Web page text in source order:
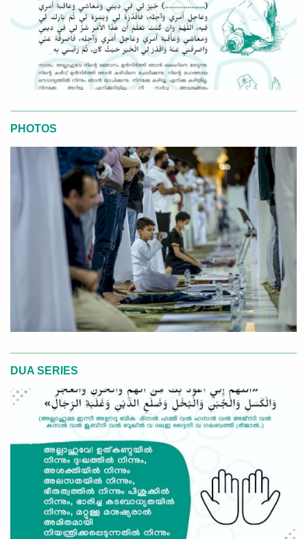
PHOTOS
DUA SERIES